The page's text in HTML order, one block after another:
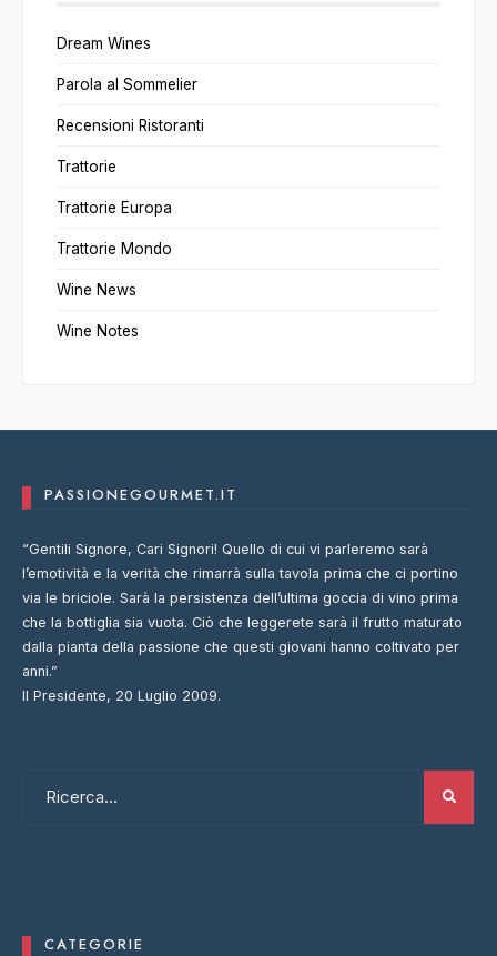
Dream Wines
Parola al Sommelier
Recensioni Ristoranti
Trattorie
Trattorie Europa
Trattorie Mondo
Wine News
Wine Notes
PASSIONEGOURMET.IT
“Gentili Signore, Cari Signori! Quello di cui vi parleremo sarà
l’emotività e la verità che rimarrà sulla tavola prima che ci portino
via le briciole. Sarà la persistenza dell’ultima goccia di vino prima
che la bottiglia sia vuota. Ciò che leggerete sarà il frutto maturato
dalla pianta della passione che questi giovani hanno coltivato per
anni.”
Il Presidente, 20 Luglio 2009.
CATEGORIE